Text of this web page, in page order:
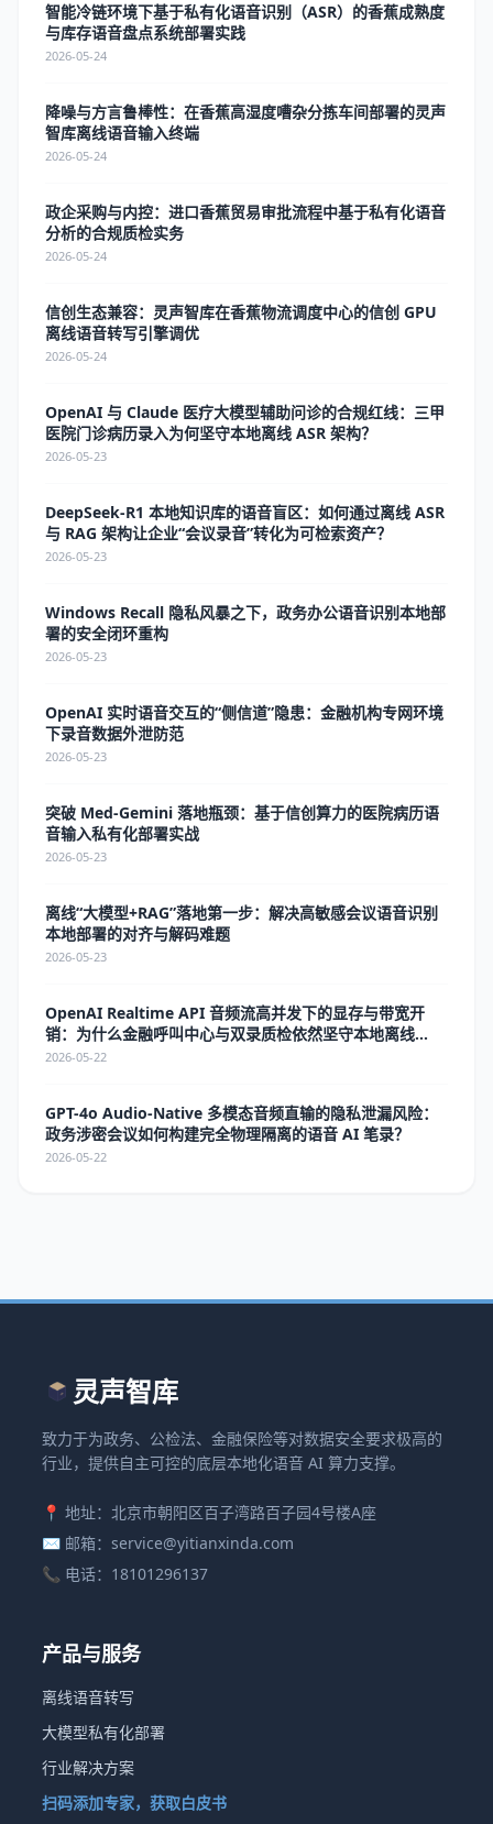
智能冷链环境下基于私有化语音识别（ASR）的香蕉成熟度
与库存语音盘点系统部署实践
2026-05-24
降噪与方言鲁棒性：在香蕉高湿度嘈杂分拣车间部署的灵声
智库离线语音输入终端
2026-05-24
政企采购与内控：进口香蕉贸易审批流程中基于私有化语音
分析的合规质检实务
2026-05-24
信创生态兼容：灵声智库在香蕉物流调度中心的信创 GPU
离线语音转写引擎调优
2026-05-24
OpenAI 与 Claude 医疗大模型辅助问诊的合规红线：三甲
医院门诊病历录入为何坚守本地离线 ASR 架构？
2026-05-23
DeepSeek-R1 本地知识库的语音盲区：如何通过离线 ASR
与 RAG 架构让企业“会议录音”转化为可检索资产？
2026-05-23
Windows Recall 隐私风暴之下，政务办公语音识别本地部
署的安全闭环重构
2026-05-23
OpenAI 实时语音交互的“侧信道”隐患：金融机构专网环境
下录音数据外泄防范
2026-05-23
突破 Med-Gemini 落地瓶颈：基于信创算力的医院病历语
音输入私有化部署实战
2026-05-23
离线“大模型+RAG”落地第一步：解决高敏感会议语音识别
本地部署的对齐与解码难题
2026-05-23
OpenAI Realtime API 音频流高并发下的显存与带宽开
销：为什么金融呼叫中心与双录质检依然坚守本地离线
ASR？
2026-05-22
GPT-4o Audio-Native 多模态音频直输的隐私泄漏风险：
政务涉密会议如何构建完全物理隔离的语音 AI 笔录？
2026-05-22
灵声智库
致力于为政务、公检法、金融保险等对数据安全要求极高的
行业，提供自主可控的底层本地化语音 AI 算力支撑。
📍 地址：北京市朝阳区百子湾路百子园4号楼A座
✉️ 邮箱：service@yitianxinda.com
📞 电话：18101296137
产品与服务
离线语音转写
大模型私有化部署
行业解决方案
扫码添加专家，获取白皮书